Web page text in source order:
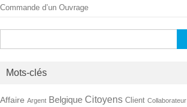
Commande d’un Ouvrage
Mots-clés
Affaire Argent Belgique Citoyens Client Collaborateur